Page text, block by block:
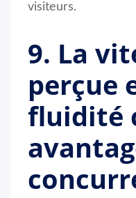
visiteurs.
9. La
perçue
fluidité